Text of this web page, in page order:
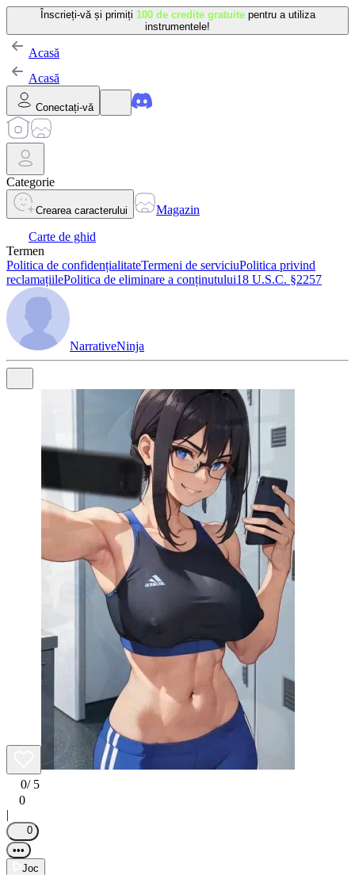
Înscrieți-vă și primiți 100 de credite gratuite pentru a utiliza
instrumentele!
Acasă
Acasă
Conectați-vă
Categorie
Crearea caracterului
Magazin
Carte de ghid
Termen
Politica de confidențialitateTermeni de serviciuPolitica privind
reclamațiilePolitica de eliminare a conținutului18 U.S.C. §2257
NarrativeNinja
0/ 5
0
|
0
•••
Joc